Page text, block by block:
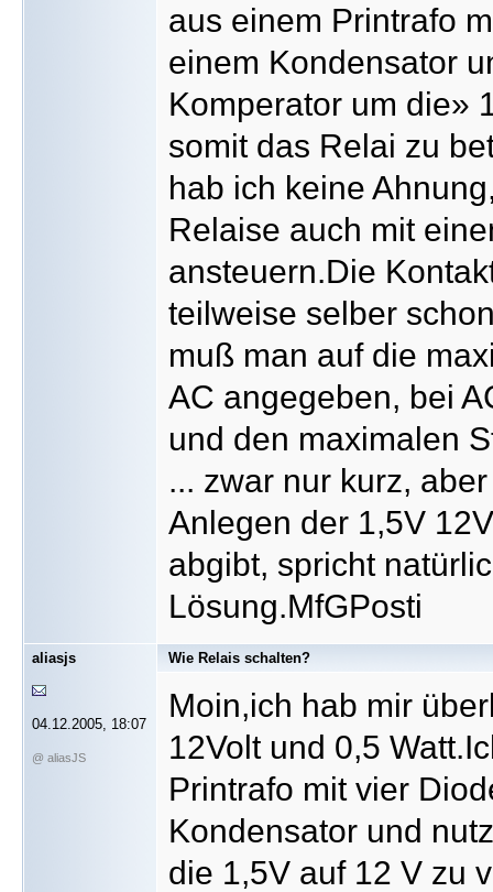
aus einem Printrafo
einem Kondensator
Komperator um die»
somit das Relai zu
hab ich keine
Relaise auch mit
ansteuern.Die
teilweise selber
muß man auf die
AC angegeben, bei
und den maximalen
... zwar nur kurz,
Anlegen der 1,5V
abgibt, spricht
Lösung.MfGPosti
aliasjs
04.12.2005, 18:07
@ aliasJS
Wie Relais schalten?
Moin,ich hab mir
12Volt und 0,5
Printrafo mit vier
Kondensator und
die 1,5V auf 12 V zu